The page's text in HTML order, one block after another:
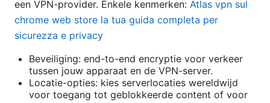
een VPN-provider. Enkele kenmerken: Atlas vpn sul
chrome web store la tua guida completa per
sicurezza e privacy
Beveiliging: end-to-end encryptie voor verkeer
tussen jouw apparaat en de VPN-server.
Locatie-opties: kies serverlocaties wereldwijd
voor toegang tot geblokkeerde content of voor